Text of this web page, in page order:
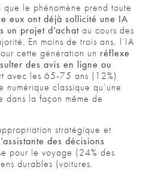
que le phénomène prend toute
eux ont déjà sollicité une IA
un projet d’achat au cours des
En moins de trois ans, l’IA
cette génération un réflexe
des avis en ligne ou
avec les 65-75 ans (12%)
numérique classique qu’une
dans la façon même de
stratégique et
des décisions
pour le voyage (24% des
durables (voitures,